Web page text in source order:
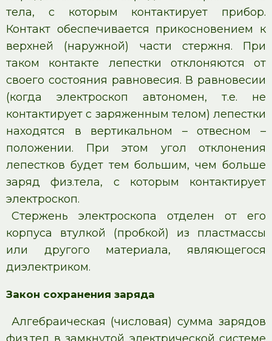
тела, с которым контактирует прибор.
Контакт обеспечивается прикосновением к
верхней (наружной) части стержня. При
таком контакте лепестки отклоняются от
своего состояния равновесия. В равновесии
(когда электроскоп автономен, т.е. не
контактирует с заряженным телом) лепестки
находятся в вертикальном – отвесном –
положении. При этом угол отклонения
лепестков будет тем большим, чем больше
заряд физ.тела, с которым контактирует
электроскоп.
Стержень электроскопа отделен от его
корпуса втулкой (пробкой) из пластмассы
или другого материала, являющегося
диэлектриком.
Закон сохранения заряда
Алгебраическая (числовая) сумма зарядов